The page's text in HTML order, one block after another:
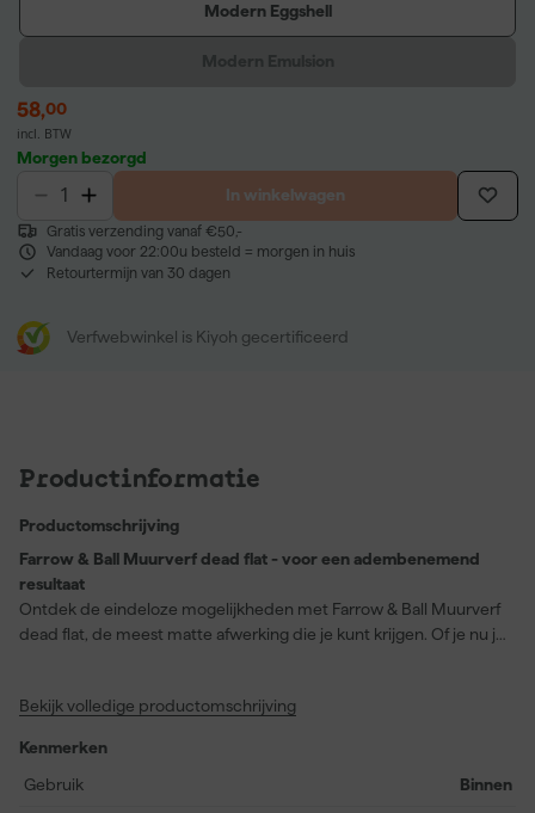
Modern Eggshell
58,00
incl. BTW
Morgen bezorgd
In winkelwagen
Gratis verzending vanaf €50,-
Vandaag voor 22:00u besteld = morgen in huis
Retourtermijn van 30 dagen
Verfwebwinkel is Kiyoh gecertificeerd
Productinformatie
Productomschrijving
Farrow & Ball Muurverf dead flat - voor een adembenemend
resultaat
Ontdek de eindeloze mogelijkheden met Farrow & Ball Muurverf
dead flat, de meest matte afwerking die je kunt krijgen. Of je nu je
kleur Rangwali, een levendig roze geïnspireerd op het kleurrijke
is wasbaar, afveegbaar en slijtvast, wat 'm ideaal maakt voor
drukbezochte ruimtes zoals gangen en woonkamers. Dankzij de
Bekijk volledige productomschrijving
Kenmerken
Gebruik
Binnen